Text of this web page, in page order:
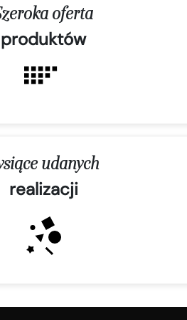
oferta
produktów
udanych
realizacji